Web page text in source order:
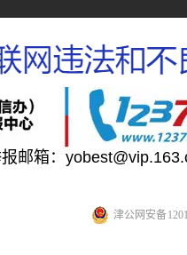
邮箱：
津公网安备